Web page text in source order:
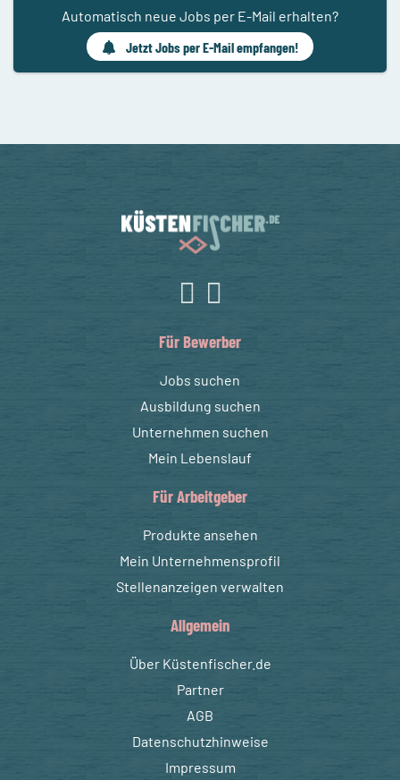
Automatisch neue Jobs per E-Mail erhalten?
Jetzt Jobs per E-Mail empfangen!
Für Bewerber
Jobs suchen
Ausbildung suchen
Unternehmen suchen
Mein Lebenslauf
Für Arbeitgeber
Produkte ansehen
Mein Unternehmensprofil
Stellenanzeigen verwalten
Allgemein
Über Küstenfischer.de
Partner
AGB
Datenschutzhinweise
Impressum